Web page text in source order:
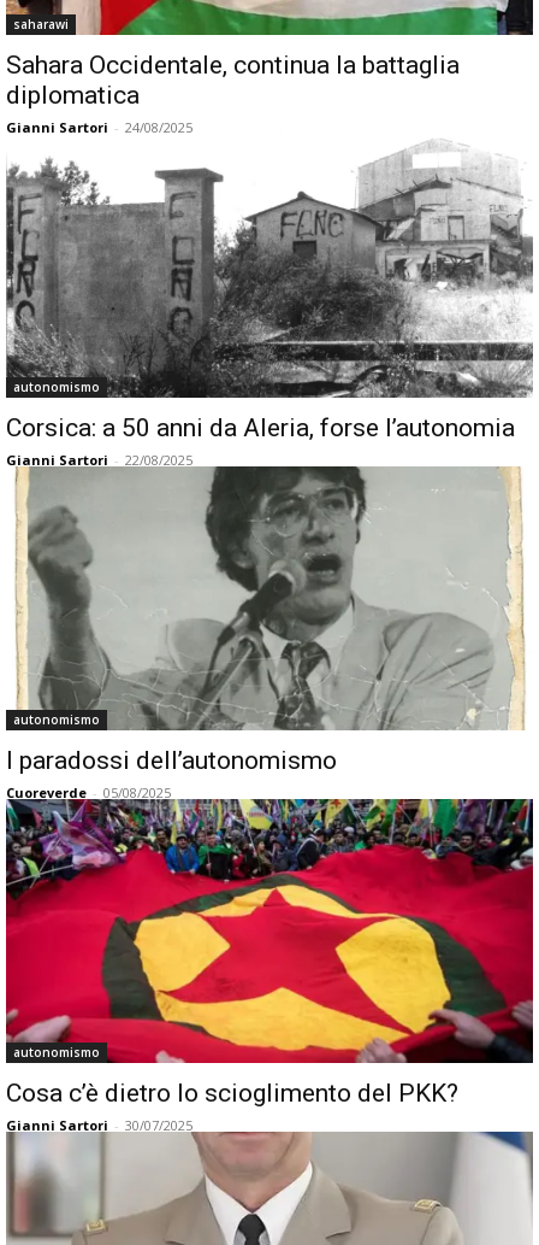
saharawi
Sahara Occidentale, continua la battaglia
diplomatica
Gianni Sartori - 24/08/2025
autonomismo
Corsica: a 50 anni da Aleria, forse l’autonomia
Gianni Sartori - 22/08/2025
autonomismo
I paradossi dell’autonomismo
Cuoreverde - 05/08/2025
autonomismo
Cosa c’è dietro lo scioglimento del PKK?
Gianni Sartori - 30/07/2025